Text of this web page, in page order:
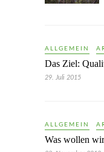
ALLGEMEIN
Das Ziel:
29. Juli 2015
ALLGEMEIN
Was wollen